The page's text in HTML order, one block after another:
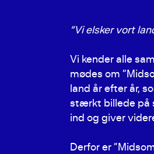
”Vi elsker vort
Vi kender alle
mødes om
land år efter år,
stærkt billede på
ind og giver
Derfor er